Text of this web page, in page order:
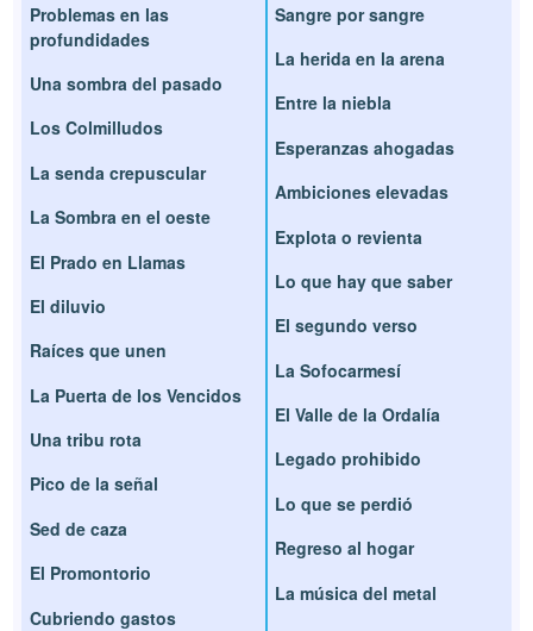
Problemas en las
profundidades
Una sombra del pasado
Los Colmilludos
La senda crepuscular
La Sombra en el oeste
El Prado en Llamas
El diluvio
Raíces que unen
La Puerta de los Vencidos
Una tribu rota
Pico de la señal
Sed de caza
El Promontorio
Cubriendo gastos
Sangre por sangre
La herida en la arena
Entre la niebla
Esperanzas ahogadas
Ambiciones elevadas
Explota o revienta
Lo que hay que saber
El segundo verso
La Sofocarmesí
El Valle de la Ordalía
Legado prohibido
Lo que se perdió
Regreso al hogar
La música del metal